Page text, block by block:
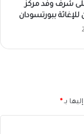
شرف وفد مركز
ببورتسودان
بـ *